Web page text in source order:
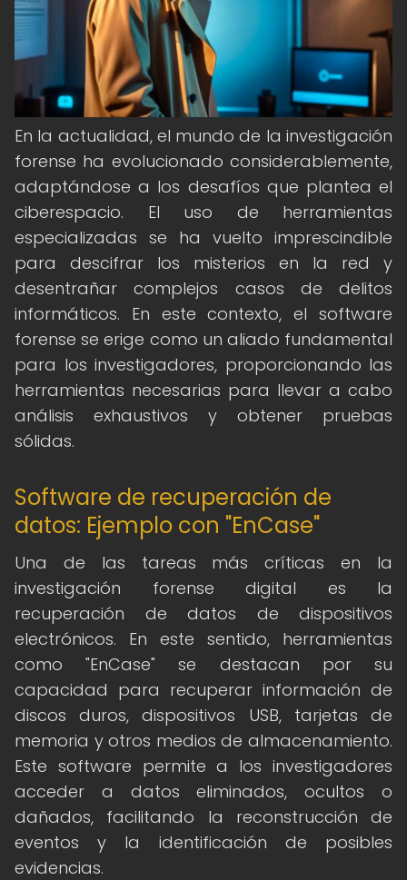
En la actualidad, el mundo de la investigación
forense ha evolucionado considerablemente,
adaptándose a los desafíos que plantea el
ciberespacio. El uso de herramientas
especializadas se ha vuelto imprescindible
para descifrar los misterios en la red y
desentrañar complejos casos de delitos
informáticos. En este contexto, el software
forense se erige como un aliado fundamental
para los investigadores, proporcionando las
herramientas necesarias para llevar a cabo
análisis exhaustivos y obtener pruebas
sólidas.
Software de recuperación de
datos: Ejemplo con "EnCase"
Una de las tareas más críticas en la
investigación forense digital es la
recuperación de datos de dispositivos
electrónicos. En este sentido, herramientas
como "EnCase" se destacan por su
capacidad para recuperar información de
discos duros, dispositivos USB, tarjetas de
memoria y otros medios de almacenamiento.
Este software permite a los investigadores
acceder a datos eliminados, ocultos o
dañados, facilitando la reconstrucción de
eventos y la identificación de posibles
evidencias.